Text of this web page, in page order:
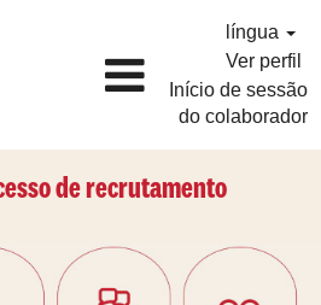
língua
Ver perfil
Início de sessão
do colaborador
de recrutamento